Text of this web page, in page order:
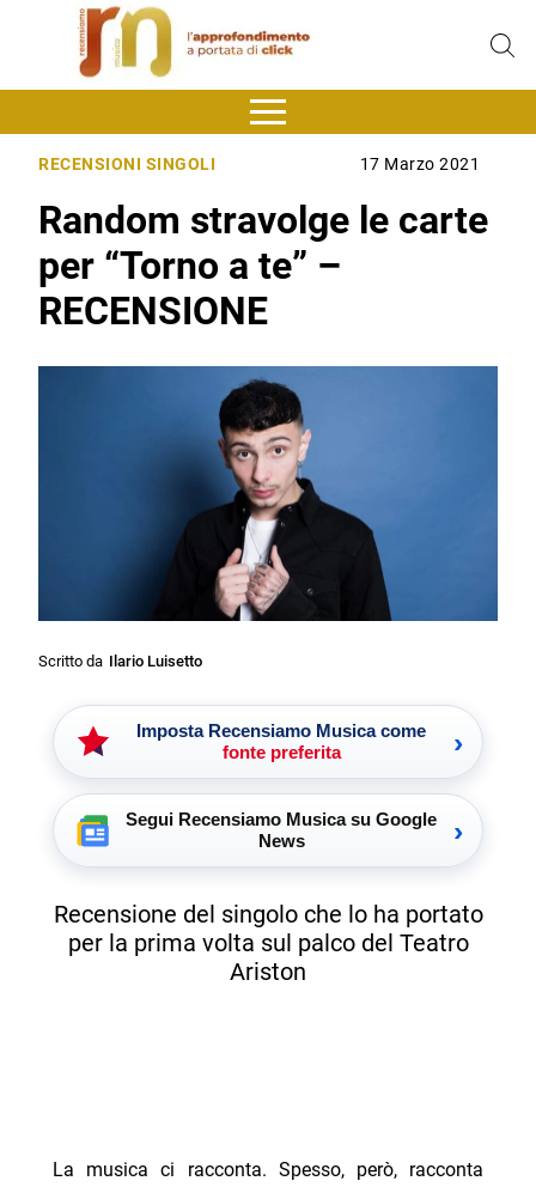
RECENSIONI SINGOLI 17 Marzo 2021
Random stravolge le carte
per “Torno a te” –
RECENSIONE
Scritto da Ilario Luisetto
Imposta Recensiamo Musica come
fonte preferita
›
Segui Recensiamo Musica su Google
News
›
Recensione del singolo che lo ha portato
per la prima volta sul palco del Teatro
Ariston
La musica ci racconta. Spesso, però, racconta